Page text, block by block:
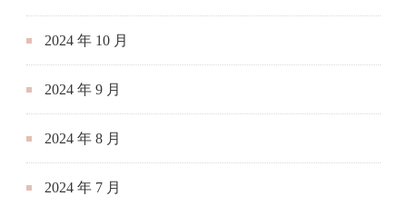
2024 年 10 月
2024 年 9 月
2024 年 8 月
2024 年 7 月